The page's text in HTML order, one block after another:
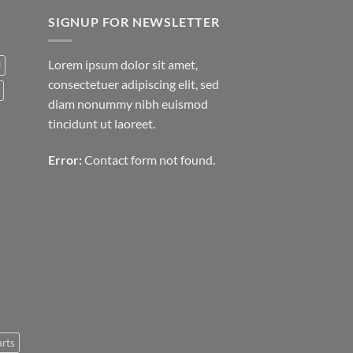
SIGNUP FOR NEWSLETTER
Lorem ipsum dolor sit amet,
consectetuer adipiscing elit, sed
diam nonummy nibh euismod
tincidunt ut laoreet.
Error: Contact form not found.